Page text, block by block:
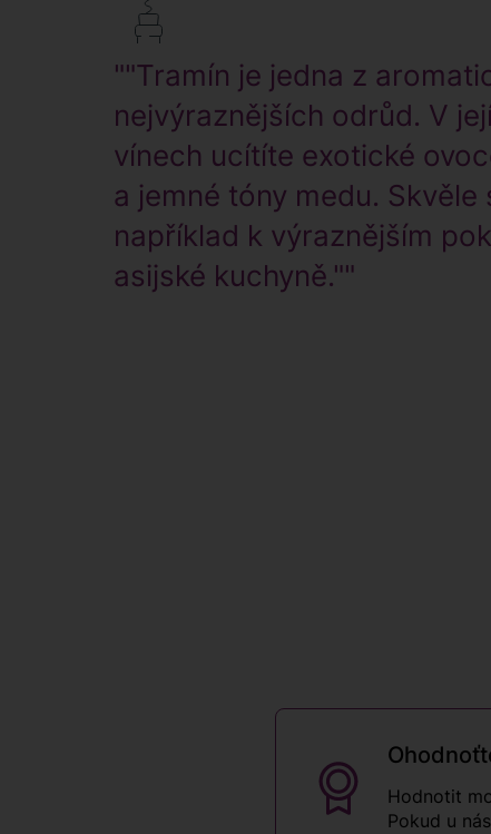
""Tramín je jedna z
nejvýraznějších odrůd. V
vínech ucítíte exotické
a jemné tóny medu. Skvěle
například k výraznějším
asijské kuchyně.""
Hodnotit
Pokud u